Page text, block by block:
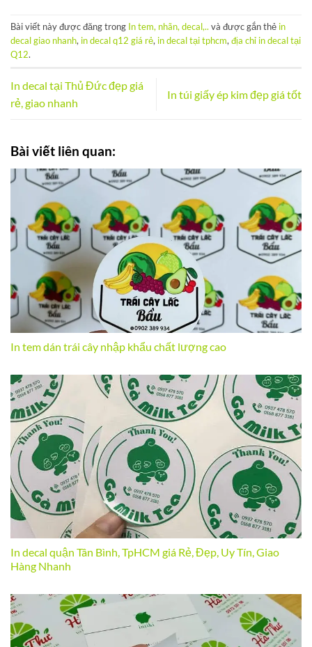
Bài viết này được đăng trong In tem, nhãn, decal,.. và được gắn thẻ in
decal giao nhanh, in decal q12 giá rẻ, in decal tại tphcm,địa chỉ in decal tại
Q12.
In decal tại Thủ Đức đẹp giá
rẻ, giao nhanh
In túi giấy ép kim đẹp giá tốt
Bài viết liên quan:
In tem dán trái cây nhập khẩu chất lượng cao
In decal quận Tân Bình, TpHCM giá Rẻ, Đẹp, Uy Tín, Giao
Hàng Nhanh